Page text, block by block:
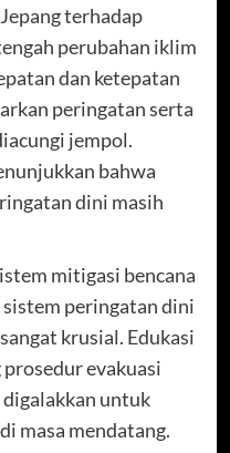
terhadap
perubahan iklim
dan ketepatan
peringatan serta
jempol.
bahwa
dini masih
mitigasi bencana
peringatan dini
krusial. Edukasi
evakuasi
untuk
masa mendatang.